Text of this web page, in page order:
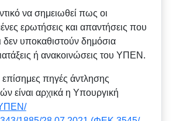
να σημειωθεί πως οι
ερωτήσεις και απαντήσεις που
δεν υποκαθιστούν δημόσια
ή ανακοινώσεις του ΥΠΕΝ.
επίσημες πηγές άντλησης
είναι αρχικά η Υπουργική